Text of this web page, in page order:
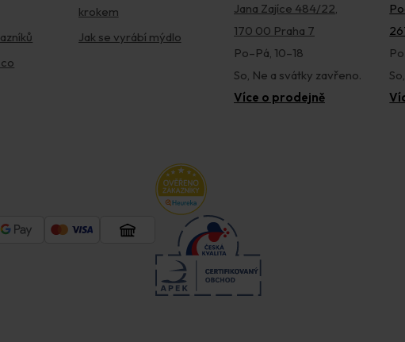
krokem
Jak se vyrábí mýdlo
Jana Zajíce 484/22,
170 00 Praha 7
Po–Pá, 10–18
So, Ne a svátky zavřeno.
Více o prodejně